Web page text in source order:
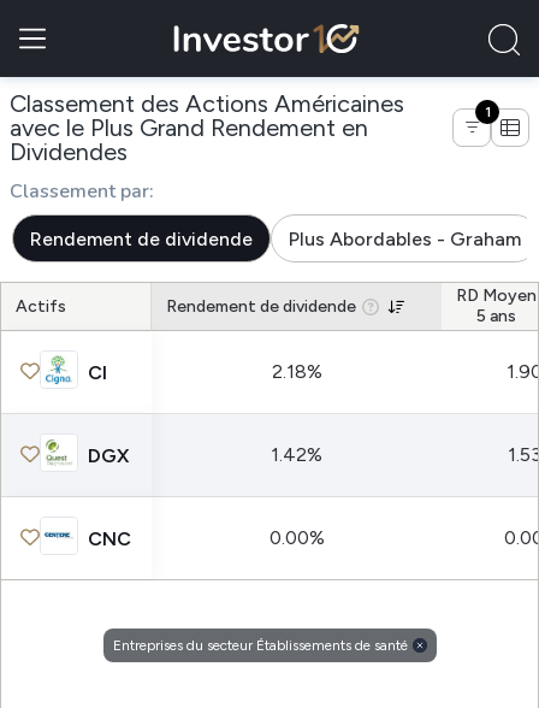
Classement des Actions Américaines
avec le Plus Grand Rendement en
Dividendes de entreprises du secteur
1
Classement par:
Rendement de dividende Plus Abordables - Graham
Actifs Rendement de dividende
RD Moyen
5 ans
CI 2.18%
DGX 1.42%
CNC 0.00%
Entreprises du secteur Établissements de santé